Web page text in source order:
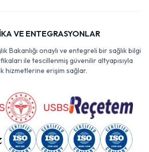
VE ENTEGRASYONLAR
Bakanlığı onaylı ve entegreli bir sağlık bilgi
ile tescillenmiş güvenilir altyapısıyla
hizmetlerine erişim sağlar.